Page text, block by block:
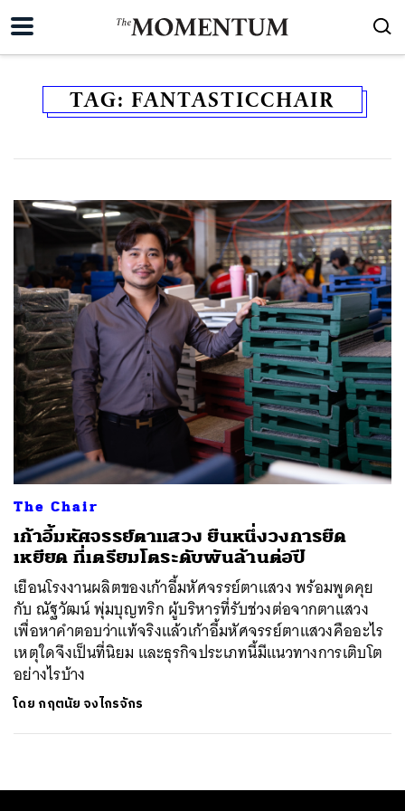
TAG: FANTASTICCHAIR
The Chair
เก้าอี้มหัศจรรย์ตาแสวง ยืนหนึ่งวงการยืด
เหยียด ที่เตรียมโตระดับพันล้านต่อปี
เยือนโรงงานผลิตของเก้าอี้มหัศจรรย์ตาแสวง พร้อมพูดคุย
กับ ณัฐวัฒน์ พุ่มบุญทริก ผู้บริหารที่รับช่วงต่อจากตาแสวง
เพื่อหาคำตอบว่าแท้จริงแล้วเก้าอี้มหัศจรรย์ตาแสวงคืออะไร
เหตุใดจึงเป็นที่นิยม และธุรกิจประเภทนี้มีแนวทางการเติบโต
อย่างไรบ้าง
โดย กฤตนัย จงไกรจักร
ค้นหา
SHARE TWEET LINE EMAIL